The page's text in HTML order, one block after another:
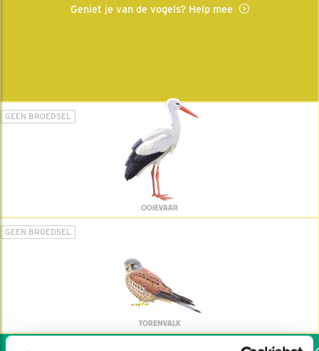
Geniet je van de vogels? Help mee
GEEN BROEDSEL
OOIEVAAR
GEEN BROEDSEL
TORENVALK